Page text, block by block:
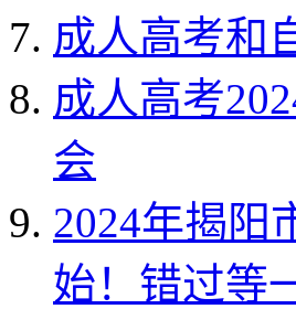
成人高考和
成人高考
会
2024年揭阳
始！错过等